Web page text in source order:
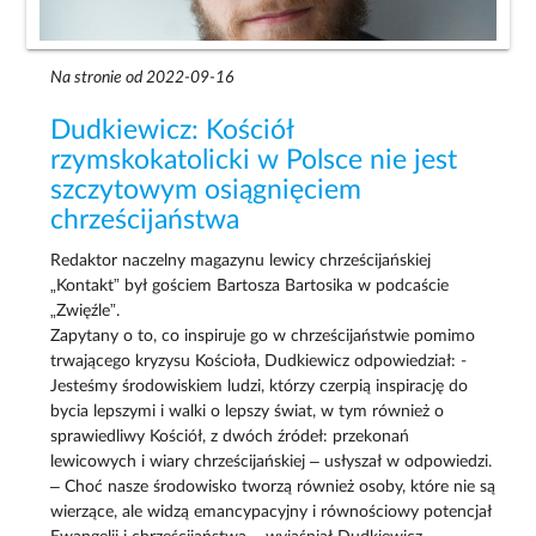
Na stronie od 2022-09-16
Dudkiewicz: Kościół
rzymskokatolicki w Polsce nie jest
szczytowym osiągnięciem
chrześcijaństwa
Redaktor naczelny magazynu lewicy chrześcijańskiej
„Kontakt” był gościem Bartosza Bartosika w podcaście
„Zwięźle”.
Zapytany o to, co inspiruje go w chrześcijaństwie pomimo
trwającego kryzysu Kościoła, Dudkiewicz odpowiedział: -
Jesteśmy środowiskiem ludzi, którzy czerpią inspirację do
bycia lepszymi i walki o lepszy świat, w tym również o
sprawiedliwy Kościół, z dwóch źródeł: przekonań
lewicowych i wiary chrześcijańskiej – usłyszał w odpowiedzi.
– Choć nasze środowisko tworzą również osoby, które nie są
wierzące, ale widzą emancypacyjny i równościowy potencjał